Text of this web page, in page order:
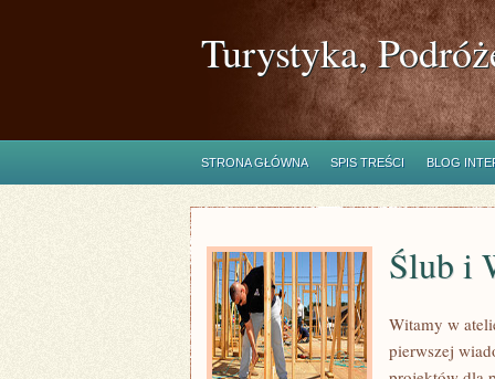
Turystyka,
STRONA GŁÓWNA SPIS TREŚCI BLOG
Ślub i
Witamy w
pierwszej